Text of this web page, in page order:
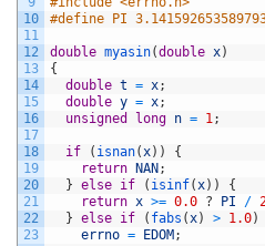
10
11
12
13
14
15
16
17
18
19
20
21
22
23
#define PI
double myasin(double x)
{
double t = x;
double y = x;
unsigned
long n = 1 ;
if ( isnan( x) )
{
return NAN;
} else if ( isinf( x) )
{
return x >= 0.0 ? PI /
} else if ( fabs ( x) > 1.0)
errno = EDOM;